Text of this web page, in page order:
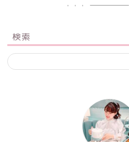
検索